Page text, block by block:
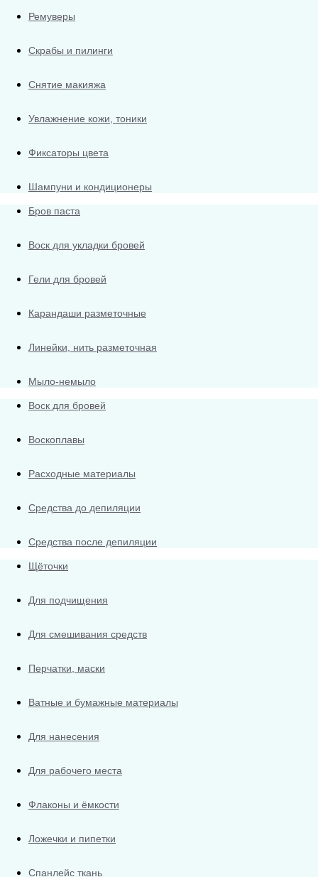
Ремуверы
Скрабы и пилинги
Снятие макияжа
Увлажнение кожи, тоники
Фиксаторы цвета
Шампуни и кондиционеры
Бров паста
Воск для укладки бровей
Гели для бровей
Карандаши разметочные
Линейки, нить разметочная
Мыло-немыло
Воск для бровей
Воскоплавы
Расходные материалы
Средства до депиляции
Средства после депиляции
Щёточки
Для подчищения
Для смешивания средств
Перчатки, маски
Ватные и бумажные материалы
Для нанесения
Для рабочего места
Флаконы и ёмкости
Ложечки и пипетки
Спанлейс ткань